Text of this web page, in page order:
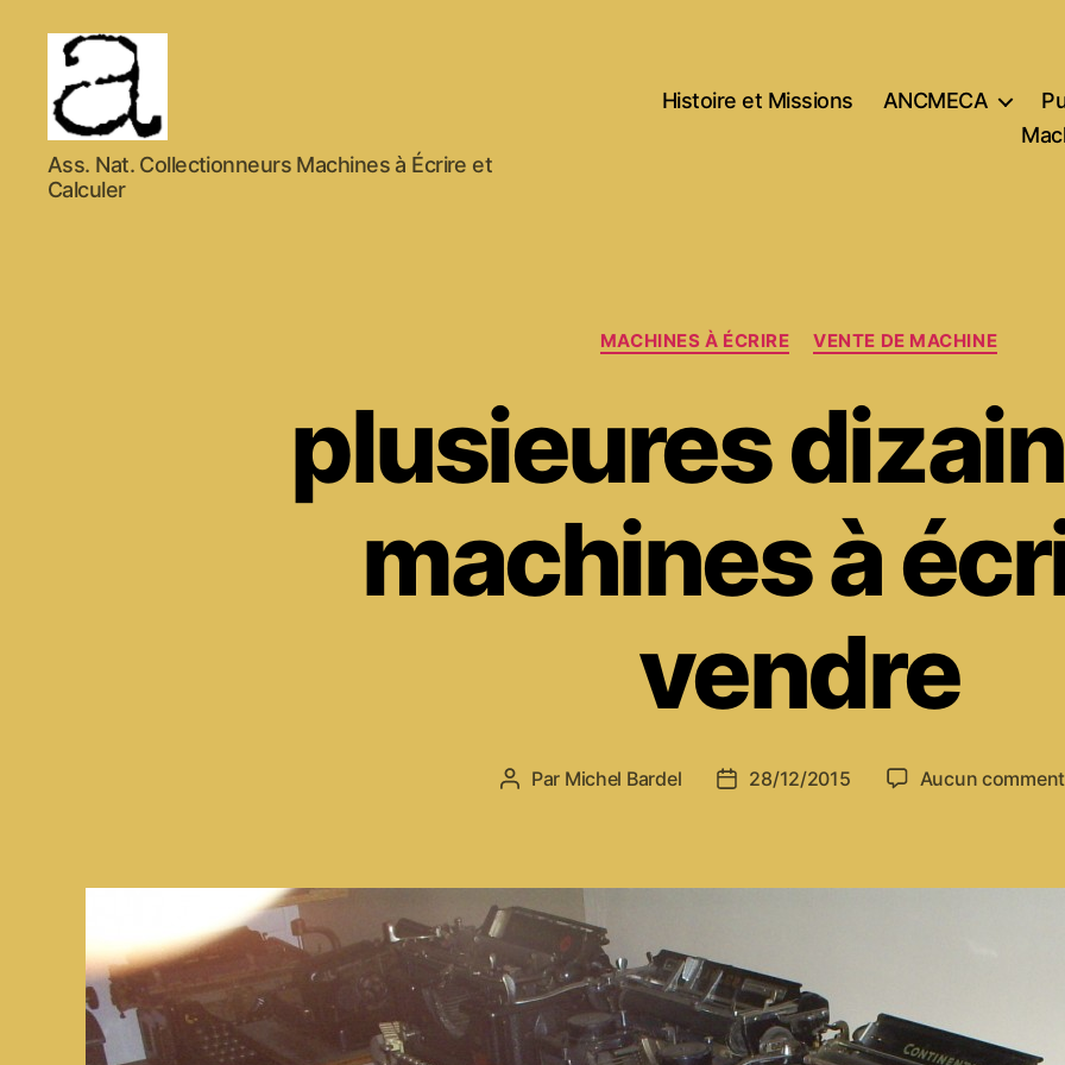
ANCMECA
Ass. Nat. Collectionneurs Machines à Écrire et
Calculer
Histoire et Missions ANCMECA
Catégories
MACHINES À ÉCRIRE VENTE DE MACHINE
plusieures
machines à
vendre
Auteur
Par Michel Bardel
Date28/12/2015 Aucun